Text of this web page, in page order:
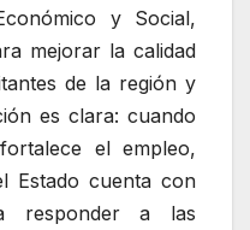
y Social,
mejorar la calidad
de la región y
es clara: cuando
el empleo,
Estado cuenta con
responder a las